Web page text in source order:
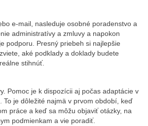
e-mail, nasleduje osobné poradenstvo a
administratívy a zmluvy a napokon
podporu. Presný priebeh si najlepšie
aké podklady a doklady budete
stihnúť.
Pomoc je k dispozícii aj počas adaptácie v
je dôležité najmä v prvom období, keď
práce a keď sa môžu objaviť otázky, na
podmienkam a vie poradiť.